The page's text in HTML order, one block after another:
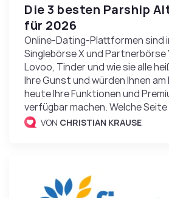
Die 3 besten Parship
für 2026
Online-Dating-Plattformen sind
Singlebörse X und Partnerbörse
Lovoo, Tinder und wie sie alle
Ihre Gunst und würden Ihnen
heute Ihre Funktionen und
verfügbar machen. Welche
VON CHRISTIAN KRAUSE